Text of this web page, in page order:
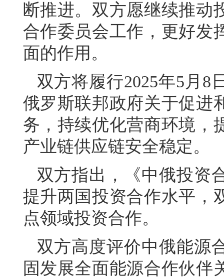
断推进。双方愿继续推动
合作委员会工作，更好发
面的作用。
双方将履行2025年5月8
俄罗斯联邦政府关于促进
务，持续优化营商环境，
产业链供应链安全稳定。
双方指出，《中俄投资
提升两国投资合作水平，
点领域投资合作。
双方高度评价中俄能源
固发展全面能源合作伙伴